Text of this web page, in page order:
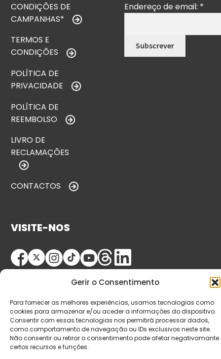
Gerir o Consentimento
Para fornecer as melhores experiências, usamos tecnologias como
cookies para armazenar e/ou aceder a informações do dispositivo.
Consentir com essas tecnologias nos permitirá processar dados,
como comportamento de navegação ou IDs exclusivos neste site.
Não consentir ou retirar o consentimento pode afetar negativamante
certos recursos e funções.
CONDIÇÕES DE
CAMPANHAS*
TERMOS E
CONDIÇÕES
POLÍTICA DE
PRIVACIDADE
POLÍTICA DE
REEMBOLSO
LIVRO DE
RECLAMAÇÕES
CONTACTOS
Endereço de email: *
VISITE-NOS
© Copyright 2026 Saída de Emergência. Todos os
direitos reservados.